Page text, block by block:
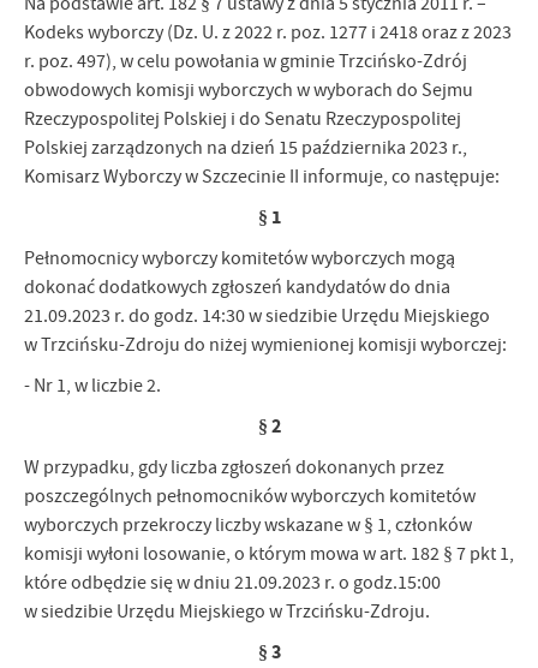
Kodeks wyborczy (Dz. U. z 2022 r. poz. 1277 i 2418 oraz z 2023
r. poz. 497), w celu powołania w gminie Trzcińsko-Zdrój
obwodowych komisji wyborczych w wyborach do Sejmu
Rzeczypospolitej Polskiej i do Senatu Rzeczypospolitej
Polskiej zarządzonych na dzień 15 października 2023 r.,
Komisarz Wyborczy w Szczecinie II informuje, co następuje:
§ 1
Pełnomocnicy wyborczy komitetów wyborczych mogą
dokonać dodatkowych zgłoszeń kandydatów do dnia
21.09.2023 r. do godz. 14:30 w siedzibie Urzędu Miejskiego
w Trzcińsku-Zdroju do niżej wymienionej komisji wyborczej:
- Nr 1, w liczbie 2.
§ 2
W przypadku, gdy liczba zgłoszeń dokonanych przez
poszczególnych pełnomocników wyborczych komitetów
wyborczych przekroczy liczby wskazane w § 1, członków
komisji wyłoni losowanie, o którym mowa w art. 182 § 7 pkt 1,
które odbędzie się w dniu 21.09.2023 r. o godz.15:00
w siedzibie Urzędu Miejskiego w Trzcińsku-Zdroju.
§ 3
Firmy te działają w charakterze pośredników prezentujących nasze
treści w postaci wiadomości, ofert, komunikatów mediów
społecznościowych.